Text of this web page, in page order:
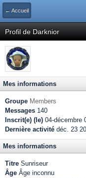
← Accueil
Profil de Darknior
Mes informations
Groupe Members
Messages 140
Inscrit(e) (le) 04-décembre
Dernière activité déc. 23
Mes informations
Titre Sunriseur
Âge Âge inconnu